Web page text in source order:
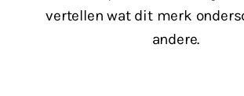
vertellen wat dit merk
andere.